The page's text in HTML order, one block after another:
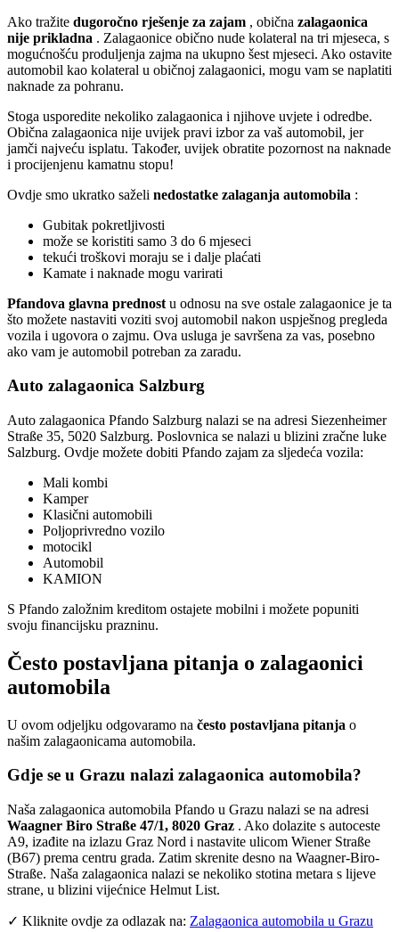
Ako tražite dugoročno rješenje za zajam , obična zalagaonica
nije prikladna . Zalagaonice obično nude kolateral na tri mjeseca, s
mogućnošću produljenja zajma na ukupno šest mjeseci. Ako ostavite
automobil kao kolateral u običnoj zalagaonici, mogu vam se naplatiti
naknade za pohranu.
Stoga usporedite nekoliko zalagaonica i njihove uvjete i odredbe.
Obična zalagaonica nije uvijek pravi izbor za vaš automobil, jer
jamči najveću isplatu. Također, uvijek obratite pozornost na naknade
i procijenjenu kamatnu stopu!
Ovdje smo ukratko saželi nedostatke zalaganja automobila :
Gubitak pokretljivosti
može se koristiti samo 3 do 6 mjeseci
tekući troškovi moraju se i dalje plaćati
Kamate i naknade mogu varirati
Pfandova glavna prednost u odnosu na sve ostale zalagaonice je ta
što možete nastaviti voziti svoj automobil nakon uspješnog pregleda
vozila i ugovora o zajmu. Ova usluga je savršena za vas, posebno
ako vam je automobil potreban za zaradu.
Auto zalagaonica Salzburg
Auto zalagaonica Pfando Salzburg nalazi se na adresi Siezenheimer
Straße 35, 5020 Salzburg. Poslovnica se nalazi u blizini zračne luke
Salzburg. Ovdje možete dobiti Pfando zajam za sljedeća vozila:
Mali kombi
Kamper
Klasični automobili
Poljoprivredno vozilo
motocikl
Automobil
KAMION
S Pfando založnim kreditom ostajete mobilni i možete popuniti
svoju financijsku prazninu.
Često postavljana pitanja o zalagaonici
automobila
U ovom odjeljku odgovaramo na često postavljana pitanja o
našim zalagaonicama automobila.
Gdje se u Grazu nalazi zalagaonica automobila?
Naša zalagaonica automobila Pfando u Grazu nalazi se na adresi
Waagner Biro Straße 47/1, 8020 Graz . Ako dolazite s autoceste
A9, izađite na izlazu Graz Nord i nastavite ulicom Wiener Straße
(B67) prema centru grada. Zatim skrenite desno na Waagner-Biro-
Straße. Naša zalagaonica nalazi se nekoliko stotina metara s lijeve
strane, u blizini vijećnice Helmut List.
✓ Kliknite ovdje za odlazak na: Zalagaonica automobila u Grazu